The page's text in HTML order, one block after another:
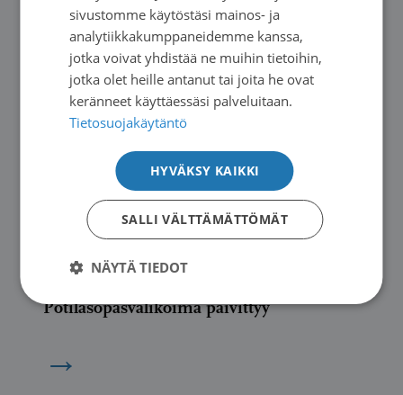
Uutiset|11.06.2026
Potilasopasvalikoima päivittyy
→
sivustomme käytöstäsi mainos- ja
analytiikkakumppaneidemme kanssa,
jotka voivat yhdistää ne muihin tietoihin,
jotka olet heille antanut tai joita he ovat
keränneet käyttäessäsi palveluitaan.
Tietosuojakäytäntö
HYVÄKSY KAIKKI
SALLI VÄLTTÄMÄTTÖMÄT
NÄYTÄ TIEDOT